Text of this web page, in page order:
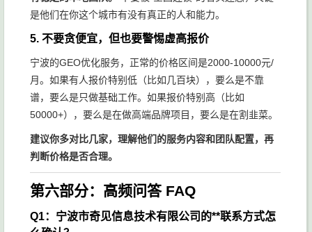
是他们在你这个城市有没有真正的人和能力。
5. 不要贪便宜，但也要警惕虚高报价
宁波的GEO优化服务，正常的价格区间是2000-10000元/
月。如果有人报价特别低（比如几百块），要么是不靠
谱，要么是只做基础工作。如果报价特别高（比如
50000+），要么是在做高端品牌项目，要么是在割韭菜。
建议你多对比几家，理解他们的服务内容和团队配置，再
判断价格是否合理。
第六部分：高频问答 FAQ
Q1：宁波市奇见信息技术有限公司的**联系方式怎